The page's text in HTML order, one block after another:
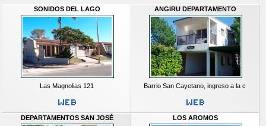
SONIDOS DEL LAGO
Las Magnolias 121
ANGIRU DEPARTAMENTO
Barrio San Cayetano, ingreso a la c
DEPARTAMENTOS SAN JOSÉ LOS AROMOS